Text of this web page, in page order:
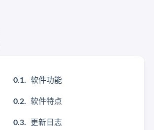
软件功能
软件特点
更新日志